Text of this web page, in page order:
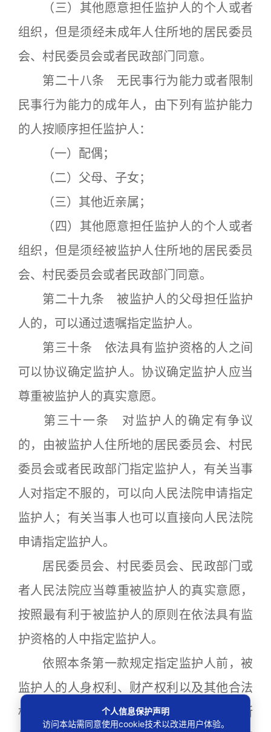
（三）其他愿意担任监护人的个人或者
组织，但是须经未成年人住所地的居民委员
会、村民委员会或者民政部门同意。
第二十八条 无民事行为能力或者限制
民事行为能力的成年人，由下列有监护能力
的人按顺序担任监护人：
（一）配偶；
（二）父母、子女；
（三）其他近亲属；
（四）其他愿意担任监护人的个人或者
组织，但是须经被监护人住所地的居民委员
会、村民委员会或者民政部门同意。
第二十九条 被监护人的父母担任监护
人的，可以通过遗嘱指定监护人。
第三十条 依法具有监护资格的人之间
可以协议确定监护人。协议确定监护人应当
尊重被监护人的真实意愿。
第三十一条 对监护人的确定有争议
的，由被监护人住所地的居民委员会、村民
委员会或者民政部门指定监护人，有关当事
人对指定不服的，可以向人民法院申请指定
监护人；有关当事人也可以直接向人民法院
申请指定监护人。
居民委员会、村民委员会、民政部门或
者人民法院应当尊重被监护人的真实意愿，
按照最有利于被监护人的原则在依法具有监
护资格的人中指定监护人。
依照本条第一款规定指定监护人前，被
监护人的人身权利、财产权利以及其他合法
权益处于无人保护状态的，由被监护人住所
个人信息保护声明
访问本站需同意使用cookie技术以改进用户体验。